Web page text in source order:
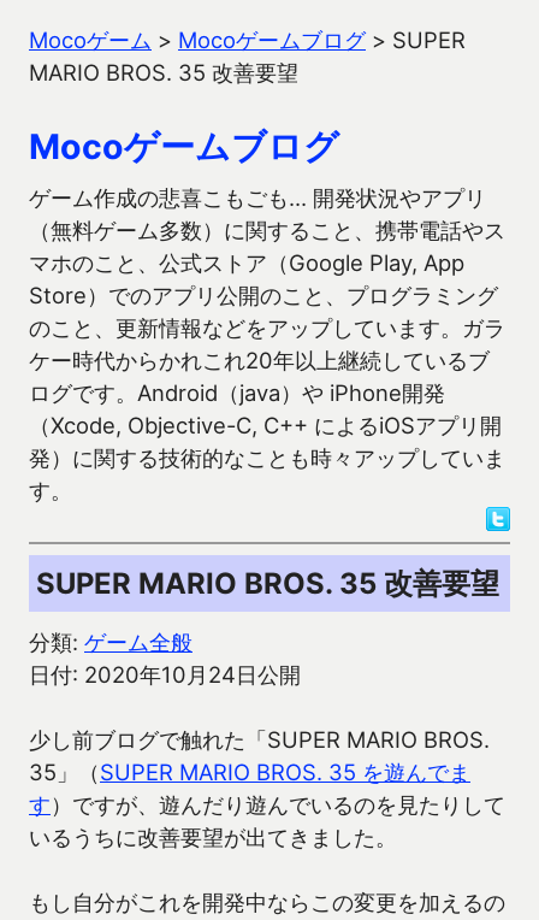
Mocoゲーム > Mocoゲームブログ> SUPER
MARIO BROS. 35 改善要望
Mocoゲームブログ
ゲーム作成の悲喜こもごも… 開発状況やアプリ
（無料ゲーム多数）に関すること、携帯電話やス
マホのこと、公式ストア（Google Play, App
Store）でのアプリ公開のこと、プログラミング
のこと、更新情報などをアップしています。ガラ
ケー時代からかれこれ20年以上継続しているブ
ログです。Android（java）や iPhone開発
（Xcode, Objective-C, C++ によるiOSアプリ開
発）に関する技術的なことも時々アップしていま
す。
SUPER MARIO BROS. 35 改善要望
分類: ゲーム全般
日付: 2020年10月24日公開
少し前ブログで触れた「SUPER MARIO BROS.
35」（SUPER MARIO BROS. 35 を遊んでま
す）ですが、遊んだり遊んでいるのを見たりして
いるうちに改善要望が出てきました。
もし自分がこれを開発中ならこの変更を加えるの